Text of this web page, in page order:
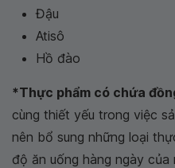
Đậu
Atisô
Hồ đào
*Thực phẩm có chứa
cùng thiết yếu trong việc
nên bổ sung những loại
độ ăn uống hàng ngày của